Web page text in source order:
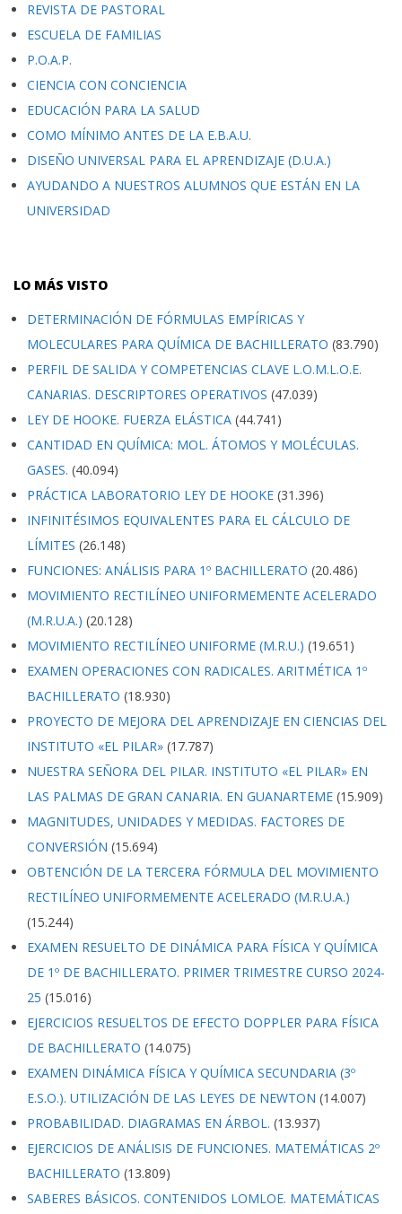
REVISTA DE PASTORAL
ESCUELA DE FAMILIAS
P.O.A.P.
CIENCIA CON CONCIENCIA
EDUCACIÓN PARA LA SALUD
COMO MÍNIMO ANTES DE LA E.B.A.U.
DISEÑO UNIVERSAL PARA EL APRENDIZAJE (D.U.A.)
AYUDANDO A NUESTROS ALUMNOS QUE ESTÁN EN LA
UNIVERSIDAD
LO MÁS VISTO
DETERMINACIÓN DE FÓRMULAS EMPÍRICAS Y
MOLECULARES PARA QUÍMICA DE BACHILLERATO (83.790)
PERFIL DE SALIDA Y COMPETENCIAS CLAVE L.O.M.L.O.E.
CANARIAS. DESCRIPTORES OPERATIVOS (47.039)
LEY DE HOOKE. FUERZA ELÁSTICA (44.741)
CANTIDAD EN QUÍMICA: MOL. ÁTOMOS Y MOLÉCULAS.
GASES. (40.094)
PRÁCTICA LABORATORIO LEY DE HOOKE (31.396)
INFINITÉSIMOS EQUIVALENTES PARA EL CÁLCULO DE
LÍMITES (26.148)
FUNCIONES: ANÁLISIS PARA 1º BACHILLERATO (20.486)
MOVIMIENTO RECTILÍNEO UNIFORMEMENTE ACELERADO
(M.R.U.A.) (20.128)
MOVIMIENTO RECTILÍNEO UNIFORME (M.R.U.) (19.651)
EXAMEN OPERACIONES CON RADICALES. ARITMÉTICA 1º
BACHILLERATO (18.930)
PROYECTO DE MEJORA DEL APRENDIZAJE EN CIENCIAS DEL
INSTITUTO «EL PILAR» (17.787)
NUESTRA SEÑORA DEL PILAR. INSTITUTO «EL PILAR» EN
LAS PALMAS DE GRAN CANARIA. EN GUANARTEME (15.909)
MAGNITUDES, UNIDADES Y MEDIDAS. FACTORES DE
CONVERSIÓN (15.694)
OBTENCIÓN DE LA TERCERA FÓRMULA DEL MOVIMIENTO
RECTILÍNEO UNIFORMEMENTE ACELERADO (M.R.U.A.)
(15.244)
EXAMEN RESUELTO DE DINÁMICA PARA FÍSICA Y QUÍMICA
DE 1º DE BACHILLERATO. PRIMER TRIMESTRE CURSO 2024-
25 (15.016)
EJERCICIOS RESUELTOS DE EFECTO DOPPLER PARA FÍSICA
DE BACHILLERATO (14.075)
EXAMEN DINÁMICA FÍSICA Y QUÍMICA SECUNDARIA (3º
E.S.O.). UTILIZACIÓN DE LAS LEYES DE NEWTON (14.007)
PROBABILIDAD. DIAGRAMAS EN ÁRBOL. (13.937)
EJERCICIOS DE ANÁLISIS DE FUNCIONES. MATEMÁTICAS 2º
BACHILLERATO (13.809)
SABERES BÁSICOS. CONTENIDOS LOMLOE. MATEMÁTICAS